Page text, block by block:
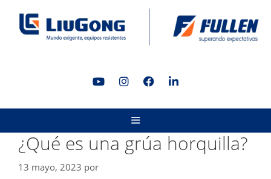
contenido
¿Qué es una grúa horquilla?
13 mayo, 2023 por